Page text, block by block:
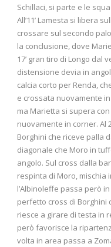
Schillaci, si parte e le
All’11’ Lamesta si libera
crossare sul secondo
la conclusione, dove
17’ gran tiro di Longo dal
distensione devia in
calcia corto per Renda,
e crossata nuovamente
ma Marietta si supera
nuovamente in corner. Al
Borghini che riceve palla
diagonale che Moro in
angolo. Sul cross dalla
respinta di Moro, mischia
l’Albinoleffe passa però
perfetto cross di Borghini
riesce a girare di testa in
però favorisce la
volta in area passa a